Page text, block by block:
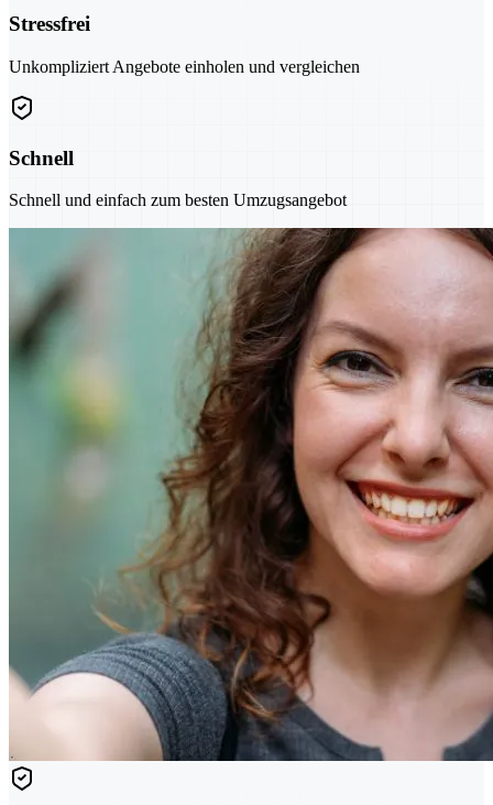
Stressfrei
Unkompliziert Angebote einholen und vergleichen
Schnell
Schnell und einfach zum besten Umzugsangebot